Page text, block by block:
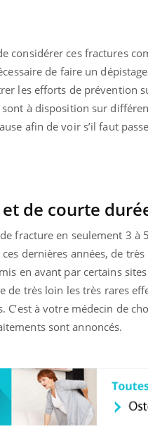
considérer ces fractures
de faire un
les efforts de prévention
à disposition sur
afin de voir s’il faut
de courte
fracture en seulement 3
dernières années, de
en avant par certains
très loin les très rares
à votre médecin de
sont annoncés.
en fer : comprendre pour
Youtube
irritabilité, brouillard mental ou
Les symptômes de la
en fer sont multiples ce qui la